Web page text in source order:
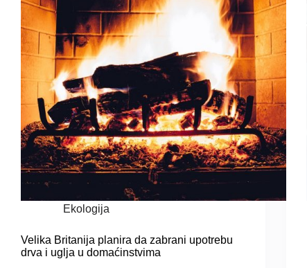
Ekologija
Velika Britanija planira da zabrani upotrebu
drva i uglja u domaćinstvima